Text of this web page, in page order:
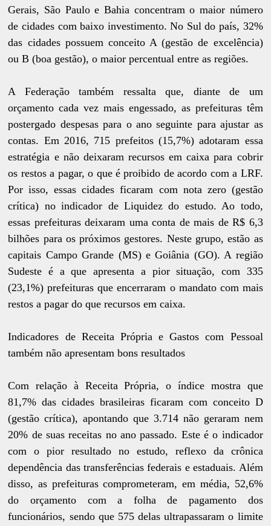
Gerais, São Paulo e Bahia concentram o maior número
de cidades com baixo investimento. No Sul do país, 32%
das cidades possuem conceito A (gestão de excelência)
ou B (boa gestão), o maior percentual entre as regiões.
A Federação também ressalta que, diante de um
orçamento cada vez mais engessado, as prefeituras têm
postergado despesas para o ano seguinte para ajustar as
contas. Em 2016, 715 prefeitos (15,7%) adotaram essa
estratégia e não deixaram recursos em caixa para cobrir
os restos a pagar, o que é proibido de acordo com a LRF.
Por isso, essas cidades ficaram com nota zero (gestão
crítica) no indicador de Liquidez do estudo. Ao todo,
essas prefeituras deixaram uma conta de mais de R$ 6,3
bilhões para os próximos gestores. Neste grupo, estão as
capitais Campo Grande (MS) e Goiânia (GO). A região
Sudeste é a que apresenta a pior situação, com 335
(23,1%) prefeituras que encerraram o mandato com mais
restos a pagar do que recursos em caixa.
Indicadores de Receita Própria e Gastos com Pessoal
também não apresentam bons resultados
Com relação à Receita Própria, o índice mostra que
81,7% das cidades brasileiras ficaram com conceito D
(gestão crítica), apontando que 3.714 não geraram nem
20% de suas receitas no ano passado. Este é o indicador
com o pior resultado no estudo, reflexo da crônica
dependência das transferências federais e estaduais. Além
disso, as prefeituras comprometeram, em média, 52,6%
do orçamento com a folha de pagamento dos
funcionários, sendo que 575 delas ultrapassaram o limite